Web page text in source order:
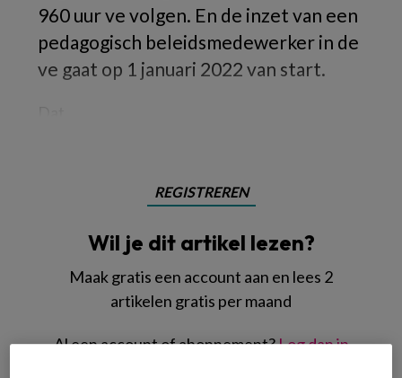
960 uur ve volgen. En de inzet van een
pedagogisch beleidsmedewerker in de
ve gaat op 1 januari 2022 van start.
REGISTREREN
Wil je dit artikel lezen?
Maak gratis een account aan en lees 2
artikelen gratis per maand
Al een account of abonnement?Log dan in